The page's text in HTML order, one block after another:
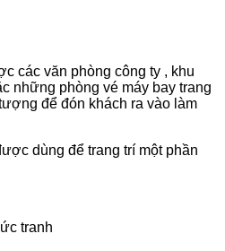
các văn phòng công ty , khu
những phòng vé máy bay trang
để đón khách ra vào làm
dùng để trang trí một phần
tranh